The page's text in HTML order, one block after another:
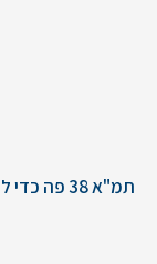
תמ"א 38 פה כדי להישאר – כיצד היזמים צריכים להיערך?